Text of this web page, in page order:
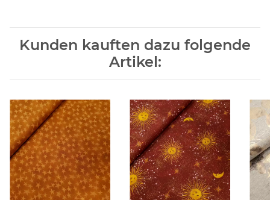
Kunden kauften dazu folgende
Artikel: